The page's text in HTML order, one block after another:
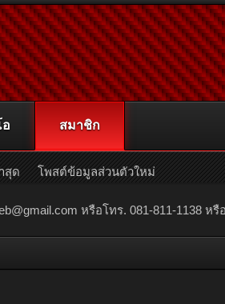
หรือโทร. 081-811-1138 ห
อ สมาชิก
สุด โพสต์ข้อมูลส่วนตัวใหม่